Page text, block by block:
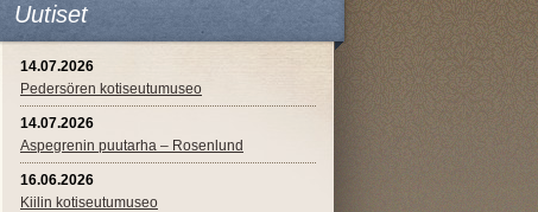
Uutiset
14.07.2026
Pedersören kotiseutumuseo
14.07.2026
Aspegrenin puutarha – Rosenlund
16.06.2026
Kiilin kotiseutumuseo